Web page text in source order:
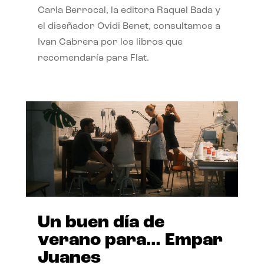
Carla Berrocal, la editora Raquel Bada y
el diseñador Ovidi Benet, consultamos a
Ivan Cabrera por los libros que
recomendaría para Flat.
Un buen día de
verano para… Empar
Juanes